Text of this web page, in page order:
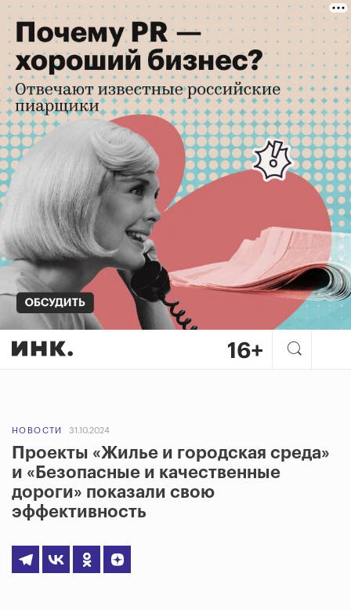
НОВОСТИ 31.10.2024
Проекты «Жилье и городская среда»
и «Безопасные и качественные
дороги» показали свою
эффективность